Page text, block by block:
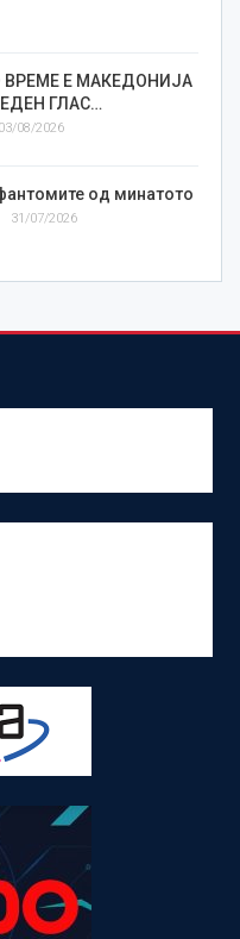
ВРЕМЕ Е МАКЕДОНИЈА
ГЛАС…
03/08/2026
од минатото
31/07/2026